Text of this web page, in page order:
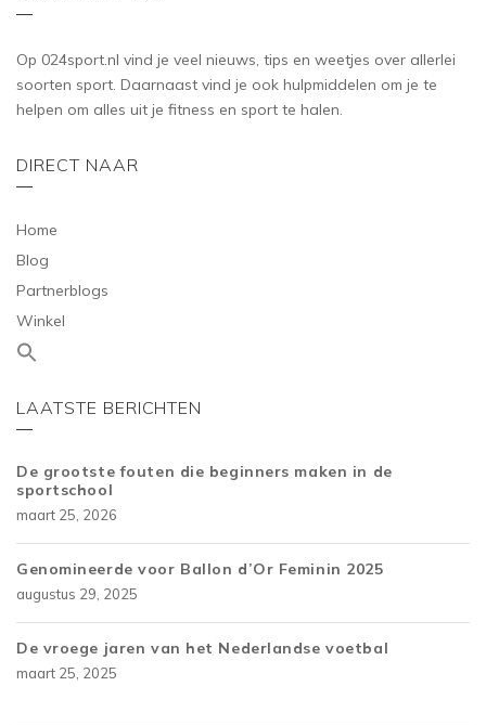
Op 024sport.nl vind je veel nieuws, tips en weetjes over allerlei
soorten sport. Daarnaast vind je ook hulpmiddelen om je te
helpen om alles uit je fitness en sport te halen.
DIRECT NAAR
Home
Blog
Partnerblogs
Winkel
LAATSTE BERICHTEN
De grootste fouten die beginners maken in de
sportschool
maart 25, 2026
Genomineerde voor Ballon d’Or Feminin 2025
augustus 29, 2025
De vroege jaren van het Nederlandse voetbal
maart 25, 2025